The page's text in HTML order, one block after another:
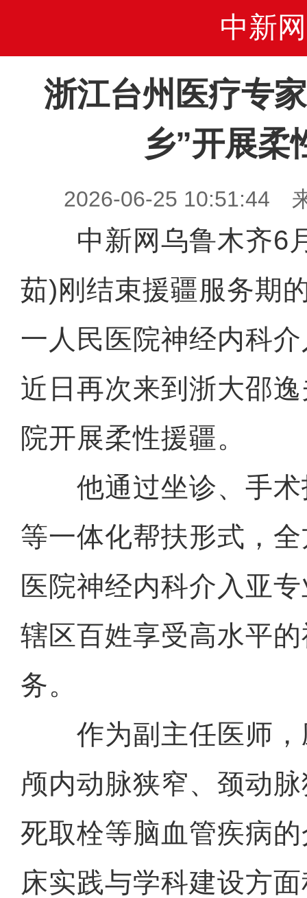
中新网
浙江台州医疗专
乡”开展柔
2026-06-25 10:51:44
中新网乌鲁木齐6
茹)刚结束援疆服务期
一人民医院神经内科
近日再次来到浙大邵
院开展柔性援疆。
他通过坐诊、手术
等一体化帮扶形式，
医院神经内科介入亚
辖区百姓享受高水平
务。
作为副主任医师，
颅内动脉狭窄、颈动
死取栓等脑血管疾病
床实践与学科建设方